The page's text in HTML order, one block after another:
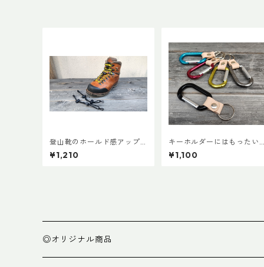
登山靴のホールド感アップ
で快適登山 アンクルフィッ
ト Ver.3 (ペア)
¥1,210
キーホルダーにはもったい
ないカラビナで作ったキー
ホルダー
¥1,100
◎オリジナル商品